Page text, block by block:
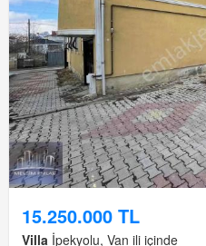
15.250.000 TL
Villa İpekyolu, Van ili içinde